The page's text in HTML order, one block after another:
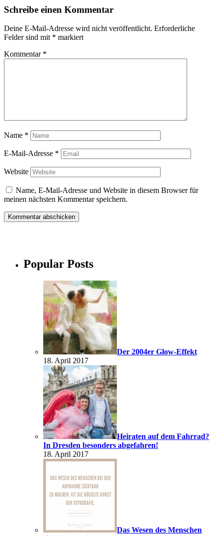
Schreibe einen Kommentar
Deine E-Mail-Adresse wird nicht veröffentlicht. Erforderliche
Felder sind mit * markiert
Kommentar *
Name *
E-Mail-Adresse *
Website
Name, E-Mail-Adresse und Website in diesem Browser für
meinen nächsten Kommentar speichern.
Popular Posts
Der 2004er Glow-Effekt
18. April 2017
Heiraten auf dem Fahrrad?
In Dresden besonders abgefahren!
18. April 2017
Das Wesen des Menschen